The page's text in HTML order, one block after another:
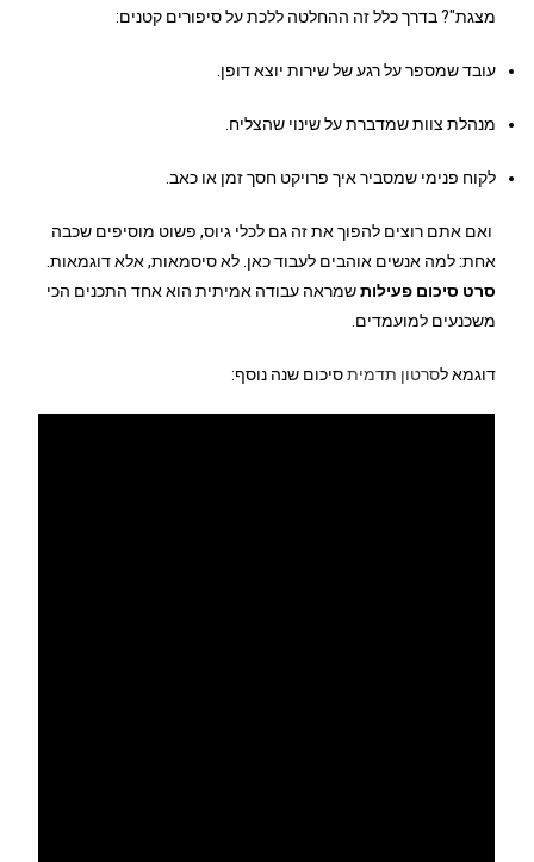
מצגת"? בדרך כלל זה ההחלטה ללכת על סיפורים קטנים:
עובד שמספר על רגע של שירות יוצא דופן.
מנהלת צוות שמדברת על שינוי שהצליח.
לקוח פנימי שמסביר איך פרויקט חסך זמן או כאב.
ואם אתם רוצים להפוך את זה גם לכלי גיוס, פשוט מוסיפים שכבה
אחת: למה אנשים אוהבים לעבוד כאן. לא סיסמאות, אלא דוגמאות.
סרט סיכום פעילותשמראה עבודה אמיתית הוא אחד התכנים הכי
משכנעים למועמדים.
דוגמא לסרטון תדמיתסיכום שנה נוסף: